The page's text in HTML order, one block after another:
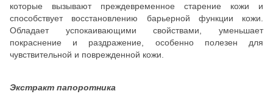
которые вызывают преждевременное старение кожи и
способствует восстановлению барьерной функции кожи.
Обладает успокаивающими свойствами, уменьшает
покраснение и раздражение, особенно полезен для
чувствительной и поврежденной кожи.
Экстракт папоротника